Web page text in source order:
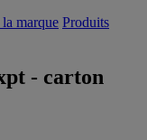
marque Produits
- carton